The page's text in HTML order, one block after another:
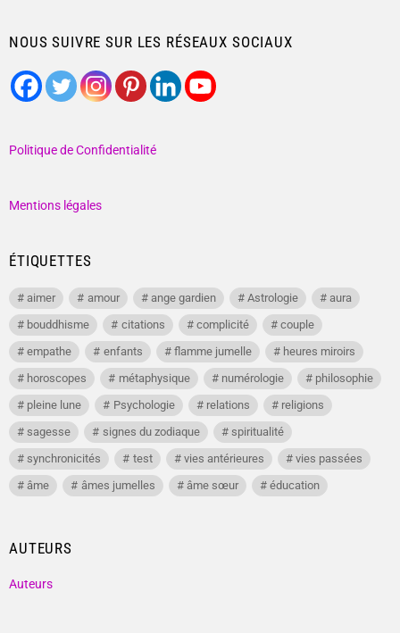
NOUS SUIVRE SUR LES RÉSEAUX SOCIAUX
Politique de Confidentialité
Mentions légales
ÉTIQUETTES
aimer amour ange gardien Astrologie
aura
bouddhisme
citations complicité
couple
empathe
enfants flamme jumelle
heures miroirs
horoscopes
métaphysique numérologie
philosophie
pleine lune
Psychologie relations
religions
sagesse
signes du zodiaque
spiritualité
synchronicités
test vies antérieures
vies passées
âme
âmes jumelles âme sœur éducation
AUTEURS
Auteurs